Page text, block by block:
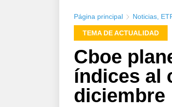
Página principal Noticias
TEMA DE ACTUALIDAD
Cboe
índices al
diciembre